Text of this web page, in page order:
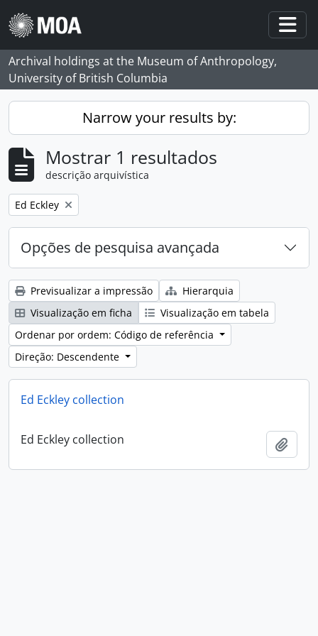
Skip to main content
Archival holdings at the Museum of Anthropology,
University of British Columbia
Narrow your results by:
Mostrar 1 resultados
descrição arquivística
Remove filter:
Ed Eckley
Opções de pesquisa avançada
Previsualizar a impressão
Hierarquia
Visualização em ficha
Visualização em tabela
Ordenar por ordem: Código de referência
Direção: Descendente
Ed Eckley collection
Ed Eckley collection